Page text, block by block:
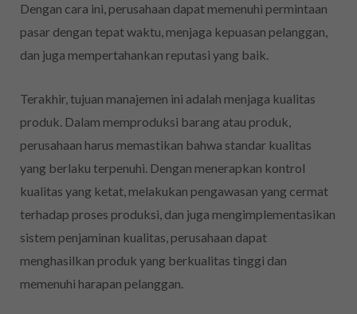
Dengan cara ini, perusahaan dapat memenuhi permintaan
pasar dengan tepat waktu, menjaga kepuasan pelanggan,
dan juga mempertahankan reputasi yang baik.
Terakhir, tujuan manajemen ini adalah menjaga kualitas
produk. Dalam memproduksi barang atau produk,
perusahaan harus memastikan bahwa standar kualitas
yang berlaku terpenuhi. Dengan menerapkan kontrol
kualitas yang ketat, melakukan pengawasan yang cermat
terhadap proses produksi, dan juga mengimplementasikan
sistem penjaminan kualitas, perusahaan dapat
menghasilkan produk yang berkualitas tinggi dan
memenuhi harapan pelanggan.